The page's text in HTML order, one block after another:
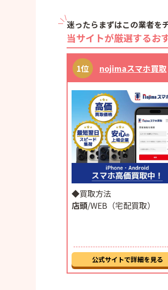
迷ったらまずはこの業者を
当サイトが厳選するお
nojimaスマホ買取
◆買取方法
店頭/WEB（宅配買取）
公式サイトで詳細を見る